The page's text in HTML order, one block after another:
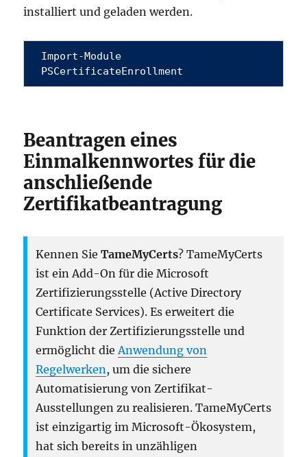
installiert und geladen werden.
Import-Module
PSCertificateEnrollment
Beantragen eines
Einmalkennwortes für die
anschließende
Zertifikatbeantragung
Kennen SieTameMyCerts? TameMyCerts
ist ein Add-On für die Microsoft
Zertifizierungsstelle (Active Directory
Certificate Services). Es erweitert die
Funktion der Zertifizierungsstelle und
ermöglicht die Anwendung von
Regelwerken , um die sichere
Automatisierung von Zertifikat-
Ausstellungen zu realisieren. TameMyCerts
ist einzigartig im Microsoft-Ökosystem,
hat sich bereits in unzähligen